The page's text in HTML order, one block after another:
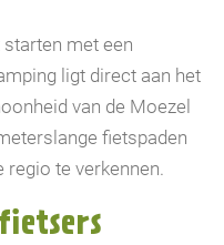
met een
ligt direct aan het
van de Moezel
fietspaden
regio te verkennen.